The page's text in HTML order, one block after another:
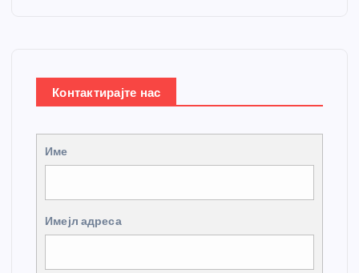
Контактирајте нас
Име
Имејл адреса